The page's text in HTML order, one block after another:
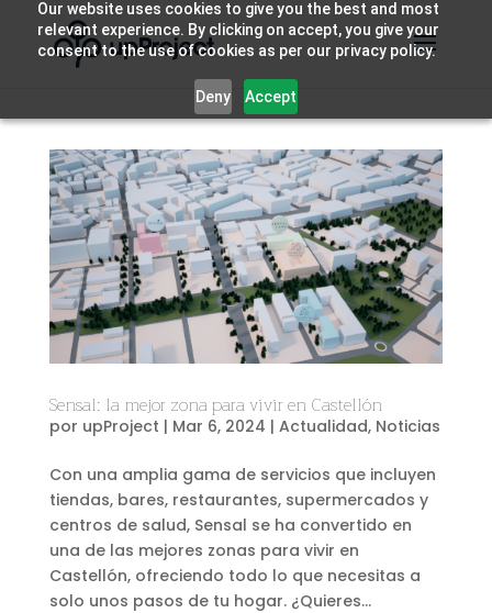
Our website uses cookies to give you the best and most
relevant experience. By clicking on accept, you give your
consent to the use of cookies as per our privacy policy.
Deny Accept
Sensal: la mejor zona para vivir en Castellón
por upProject | Mar 6, 2024 | Actualidad, Noticias
Con una amplia gama de servicios que incluyen
tiendas, bares, restaurantes, supermercados y
centros de salud, Sensal se ha convertido en
una de las mejores zonas para vivir en
Castellón, ofreciendo todo lo que necesitas a
solo unos pasos de tu hogar. ¿Quieres...